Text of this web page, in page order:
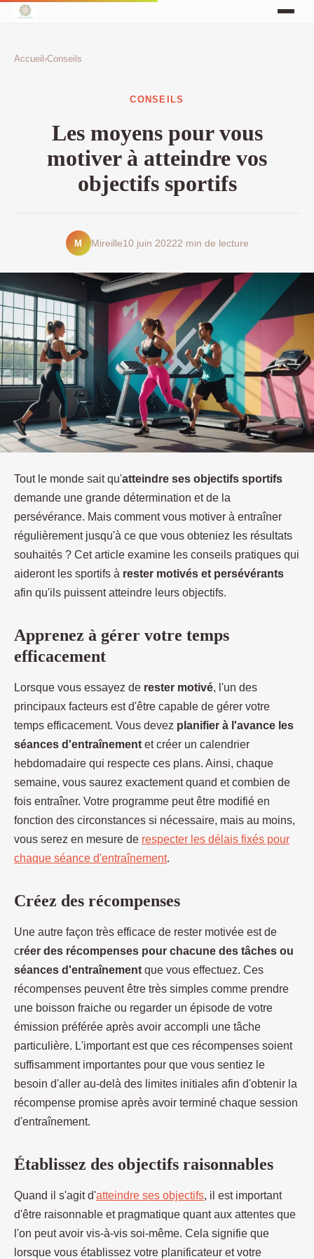
Accueil ›Conseils
CONSEILS
Les moyens pour vous
motiver à atteindre vos
objectifs sportifs
M Mireille10 juin 20222 min de lecture
Tout le monde sait qu'atteindre ses objectifs sportifs
demande une grande détermination et de la
persévérance. Mais comment vous motiver à entraîner
régulièrement jusqu'à ce que vous obteniez les résultats
souhaités ? Cet article examine les conseils pratiques qui
aideront les sportifs à rester motivés et persévérants
afin qu'ils puissent atteindre leurs objectifs.
Apprenez à gérer votre temps
efficacement
Lorsque vous essayez de rester motivé, l'un des
principaux facteurs est d'être capable de gérer votre
temps efficacement. Vous devez planifier à l'avance les
séances d'entraînement et créer un calendrier
hebdomadaire qui respecte ces plans. Ainsi, chaque
semaine, vous saurez exactement quand et combien de
fois entraîner. Votre programme peut être modifié en
fonction des circonstances si nécessaire, mais au moins,
vous serez en mesure de respecter les délais fixés pour
chaque séance d'entraînement.
Créez des récompenses
Une autre façon très efficace de rester motivée est de
créer des récompenses pour chacune des tâches ou
séances d'entraînement que vous effectuez. Ces
récompenses peuvent être très simples comme prendre
une boisson fraiche ou regarder un épisode de votre
émission préférée après avoir accompli une tâche
particulière. L'important est que ces récompenses soient
suffisamment importantes pour que vous sentiez le
besoin d'aller au-delà des limites initiales afin d'obtenir la
récompense promise après avoir terminé chaque session
d'entraînement.
Établissez des objectifs raisonnables
Quand il s'agit d'atteindre ses objectifs, il est important
d'être raisonnable et pragmatique quant aux attentes que
l'on peut avoir vis-à-vis soi-même. Cela signifie que
lorsque vous établissez votre planificateur et votre